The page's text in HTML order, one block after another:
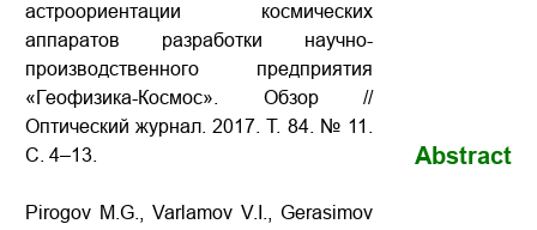
астроориентации космических
аппаратов разработки научно-
производственного предприятия
«Геофизика-Космос». Обзор //
Оптический журнал. 2017. Т. 84. № 11.
С. 4–13.
Pirogov M.G., Varlamov V.I., Gerasimov
Abstract